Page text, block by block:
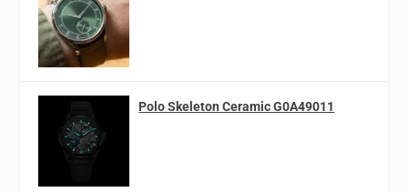
Polo Skeleton Ceramic G0A49011